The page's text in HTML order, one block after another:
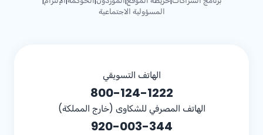
المسؤولية الاجتماعية
الهاتف التسويقي
800-124-1222
الهاتف المصرفي للشكاوى (خارج المملكة)
920-003-344